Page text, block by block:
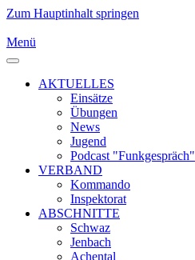
Zum Hauptinhalt springen
Menü
AKTUELLES
Einsätze
Übungen
News
Jugend
Podcast "Funkgespräch"
VERBAND
Kommando
Inspektorat
ABSCHNITTE
Schwaz
Jenbach
Achental